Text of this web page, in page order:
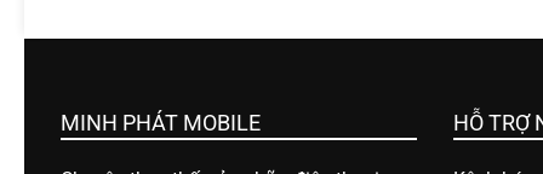
n
t
MINH PHÁT MOBILE HỖ TRỢ